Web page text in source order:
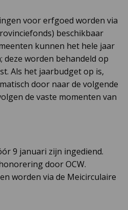
voor erfgoed worden via
beschikbaar
kunnen het hele jaar
worden behandeld op
Als het jaarbudget op is,
door naar de volgende
de vaste momenten van
9 januari zijn ingediend.
door OCW.
worden via de Meicirculaire